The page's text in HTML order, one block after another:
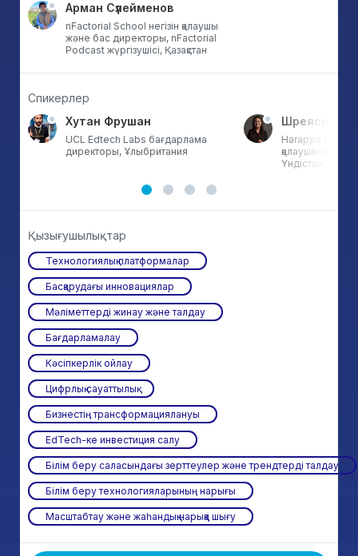
Арман Сүлейменов
nFactorial School негізін қалаушы
және бас директоры, nFactorial
Podcast жүргізушісі, Қазақстан
Спикерлер
Хутан Фрушан
UCL Edtech Labs бағдарлама
директоры, Ұлыбритания
Шреяси
Harappa
қалаушысы, әрі
Үндістан
Қызығушылықтар
Технологиялық платформалар
Басқарудағы инновациялар
Мәліметтерді жинау және талдау
Бағдарламалау
Кәсіпкерлік ойлау
Цифрлық сауаттылық
Бизнестің трансформациялануы
EdTech-ке инвестиция салу
Білім беру саласындағы зерттеулер және трендтерді талдау
Білім беру технологияларының нарығы
Масштабтау және жаһандық нарыққа шығу